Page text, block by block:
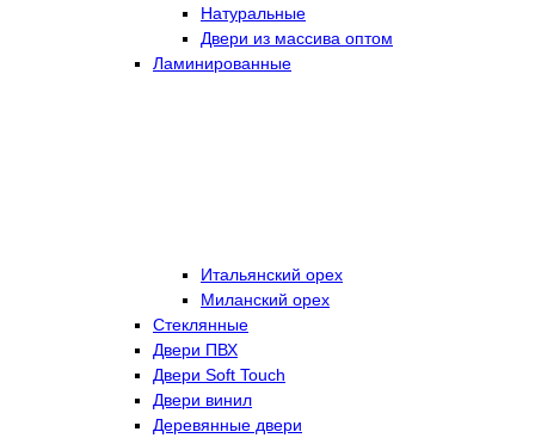
Натуральные
Двери из массива оптом
Ламинированные
Итальянский орех
Миланский орех
Стеклянные
Двери ПВХ
Двери Soft Touch
Двери винил
Деревянные двери